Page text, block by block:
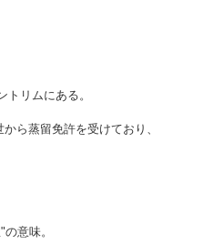
リムにある。
ら蒸留免許を受けており、
意味。